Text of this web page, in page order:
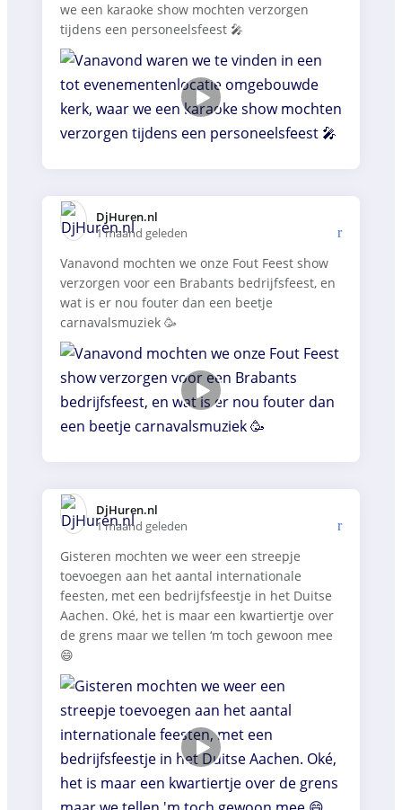
we een karaoke show mochten verzorgen
tijdens een personeelsfeest 🎤
DjHuren.nl️
1 maand geleden
Vanavond mochten we onze Fout Feest show
verzorgen voor een Brabants bedrijfsfeest, en
wat is er nou fouter dan een beetje
carnavalsmuziek 🥳
DjHuren.nl️
1 maand geleden
Gisteren mochten we weer een streepje
toevoegen aan het aantal internationale
feesten, met een bedrijfsfeestje in het Duitse
Aachen. Oké, het is maar een kwartiertje over
de grens maar we tellen ‘m toch gewoon mee
😄